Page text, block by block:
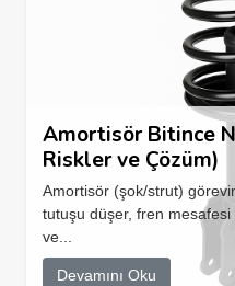
Amortisör Bitince
Riskler ve Çözüm)
Amortisör (şok/strut)
tutuşu düşer, fren mesafesi
ve...
Devamını Oku